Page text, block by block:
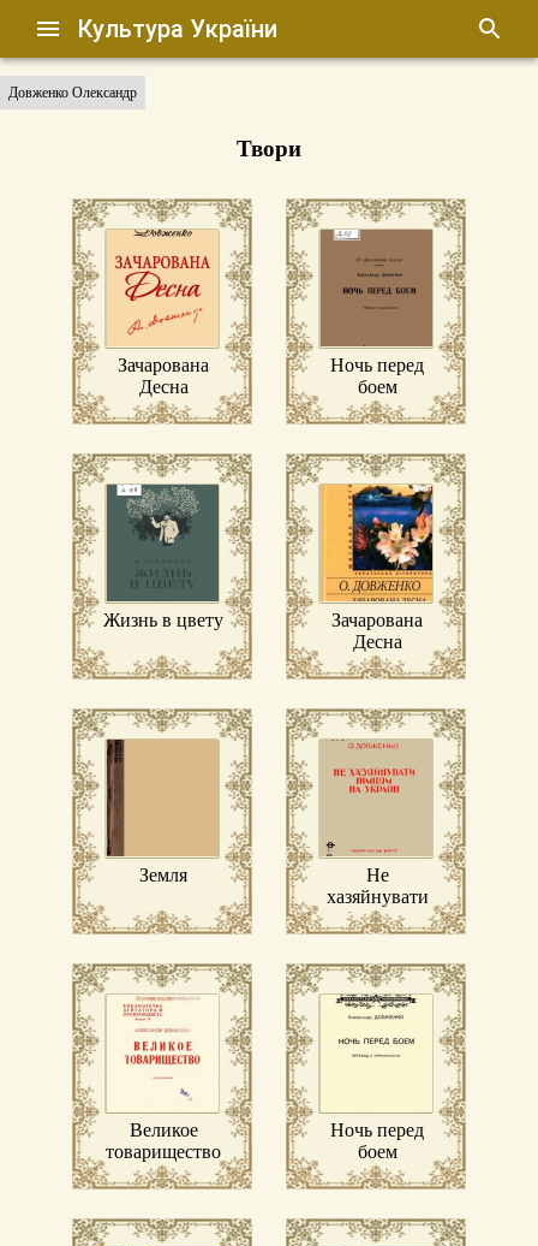
Культура України
Довженко Олександр
Твори
Зачарована
Десна
Ночь перед
боем
Жизнь в цвету
Зачарована
Десна
Земля
Не
хазяйнувати
німцям на
Україні
Великое
товарищество
Ночь перед
боем